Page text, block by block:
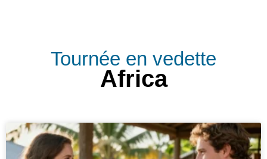
Tournée en vedette
Africa